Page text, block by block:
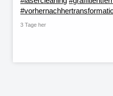
3 Tage her